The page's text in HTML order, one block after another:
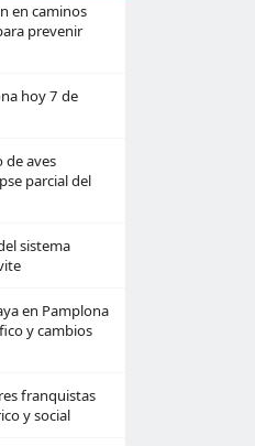
en caminos
prevenir
hoy 7 de
de aves
parcial del
sistema
en Pamplona
y cambios
franquistas
y social